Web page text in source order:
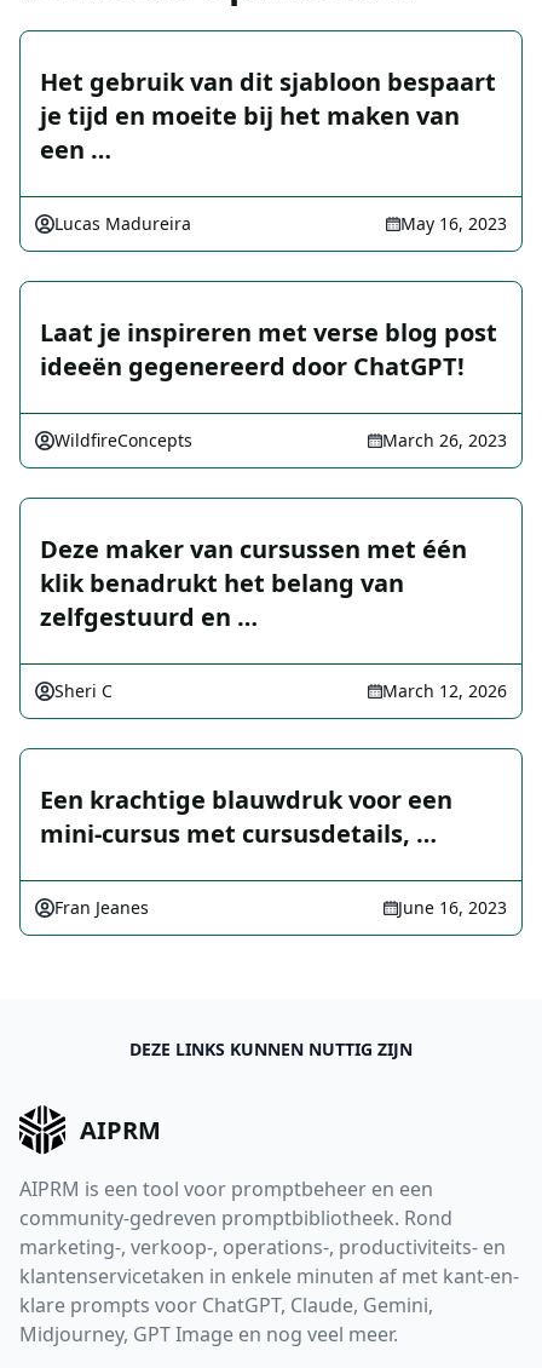
Het gebruik van dit sjabloon bespaart
je tijd en moeite bij het maken van
een …
Lucas Madureira May 16, 2023
Laat je inspireren met verse blog post
ideeën gegenereerd door ChatGPT!
WildfireConcepts March 26, 2023
Deze maker van cursussen met één
klik benadrukt het belang van
zelfgestuurd en …
Sheri C March 12, 2026
Een krachtige blauwdruk voor een
mini-cursus met cursusdetails, …
Fran Jeanes June 16, 2023
DEZE LINKS KUNNEN NUTTIG ZIJN
AIPRM
AIPRM is een tool voor promptbeheer en een
community-gedreven promptbibliotheek. Rond
marketing-, verkoop-, operations-, productiviteits- en
klantenservicetaken in enkele minuten af met kant-en-
klare prompts voor ChatGPT, Claude, Gemini,
Midjourney, GPT Image en nog veel meer.